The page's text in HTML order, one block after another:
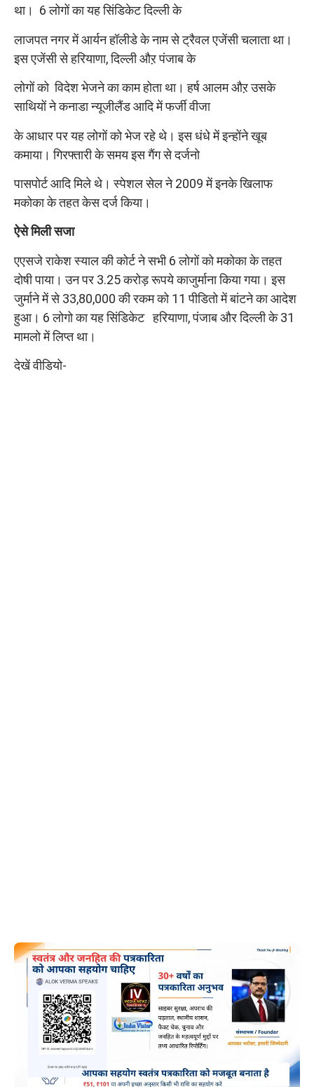
था। 6 लोगों का यह सिंडिकेट दिल्ली के
लाजपत नगर में आर्यन हॉलीडे के नाम से ट्रैवल एजेंसी चलाता था।
इस एजेंसी से हरियाणा, दिल्ली औऱ पंजाब के
लोगों को विदेश भेजने का काम होता था। हर्ष आलम औऱ उसके
साथियों ने कनाडा न्यूजीलैंड आदि में फर्जी वीजा
के आधार पर यह लोगों को भेज रहे थे। इस धंधे में इन्होंने खूब
कमाया। गिरफ्तारी के समय इस गैंग से दर्जनो
पासपोर्ट आदि मिले थे। स्पेशल सेल ने 2009 में इनके खिलाफ
मकोका के तहत केस दर्ज किया।
ऐसे मिली सजा
एएसजे राकेश स्याल की कोर्ट ने सभी 6 लोगों को मकोका के तहत
दोषी पाया। उन पर 3.25 करोड़ रूपये काजुर्माना किया गया। इस
जुर्माने में से 33,80,000 की रकम को 11 पीडितो में बांटने का आदेश
हुआ। 6 लोगो का यह सिंडिकेट हरियाणा, पंजाब और दिल्ली के 31
मामलो में लिप्त था।
देखें वीडियो-